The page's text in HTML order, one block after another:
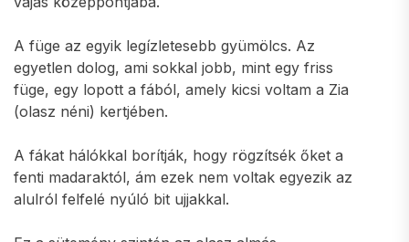
A füge az egyik legízletesebb gyümölcs. Az
egyetlen dolog, ami sokkal jobb, mint egy friss
füge, egy lopott a fából, amely kicsi voltam a Zia
(olasz néni) kertjében.
A fákat hálókkal borítják, hogy rögzítsék őket a
fenti madaraktól, ám ezek nem voltak egyezik az
alulról felfelé nyúló bit ujjakkal.